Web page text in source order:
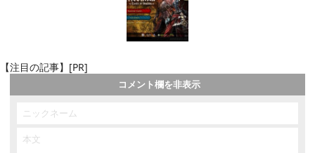
【注目の記事】[PR]
コメント欄を非表示